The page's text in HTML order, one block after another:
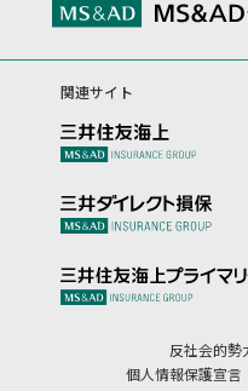
関連サイト
反社会的勢
個人情報保護宣言